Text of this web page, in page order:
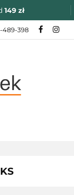
149 zł
489-398
OJCA